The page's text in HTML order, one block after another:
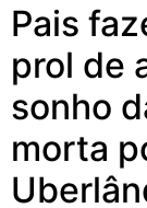
Pais
prol de
sonho
morta